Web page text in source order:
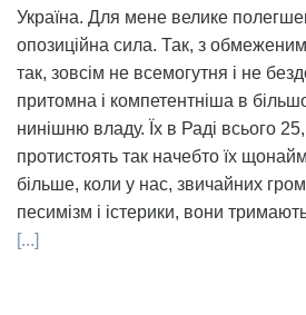
Україна. Для мене велике
опозиційна сила. Так, з
так, зовсім не всемогутня і не
притомна і компетентніша в
нинішню владу. Їх в Раді всього
протистоять так начебто їх
більше, коли у нас, звичайних
песимізм і істерики, вони
[...]